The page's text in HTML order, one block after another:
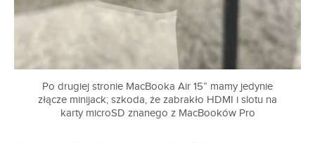
Po drugiej stronie MacBooka Air 15” mamy jedynie
złącze minijack; szkoda, że zabrakło HDMI i slotu na
karty microSD znanego z MacBooków Pro